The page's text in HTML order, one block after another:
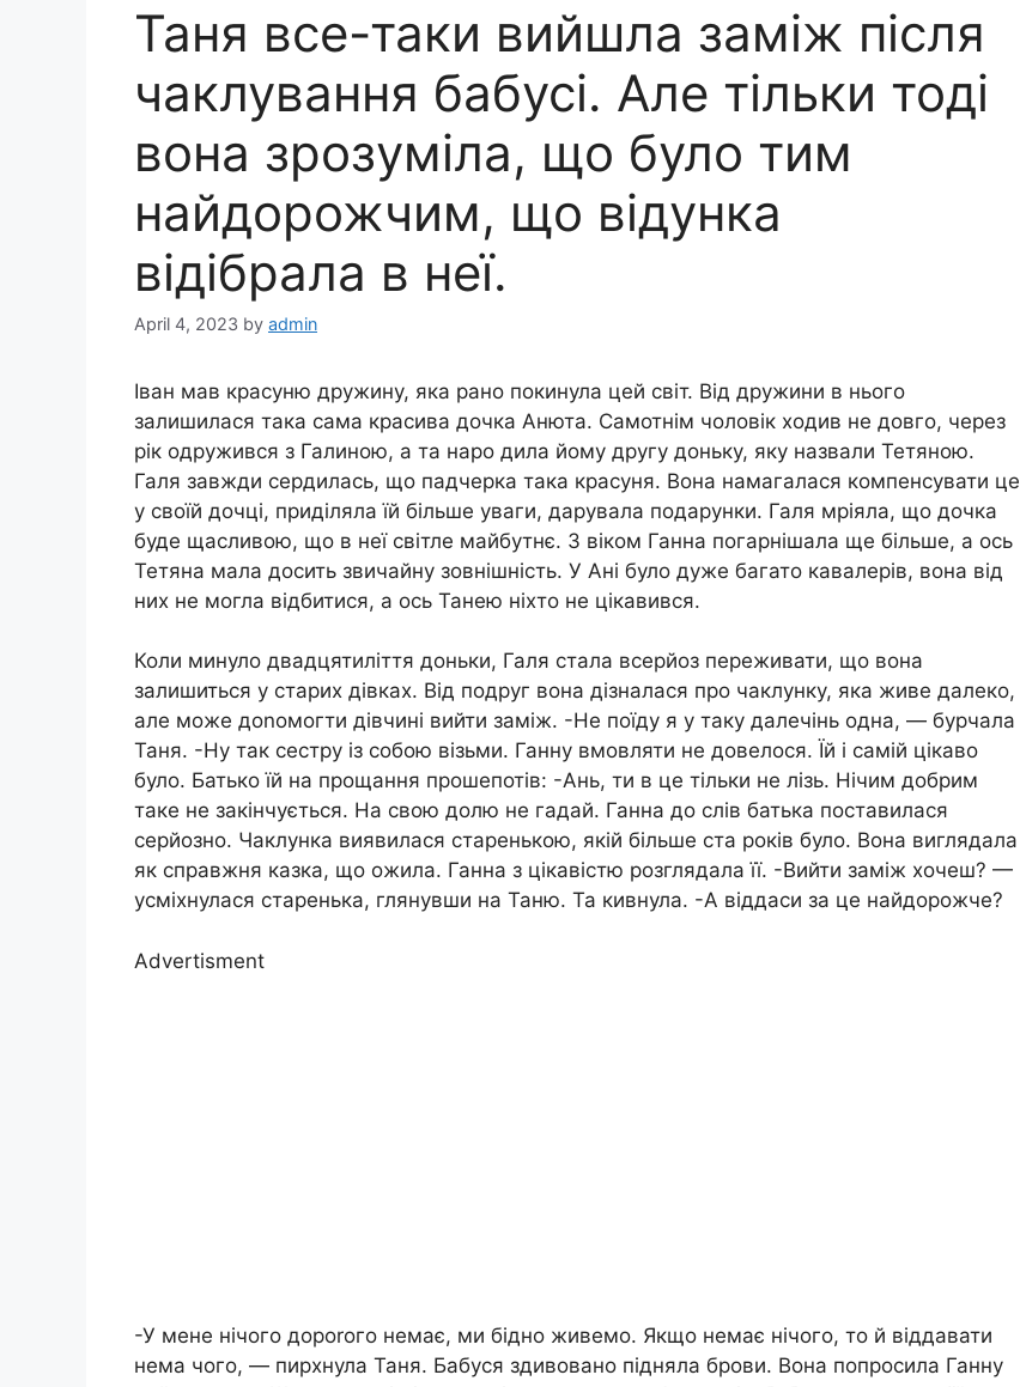
Таня все-таки вийшла заміж після
чаклування бабусі. Але тільки тоді
вона зрозуміла, що було тим
найдорожчим, що відунка
відібрала в неї.
April 4, 2023 by admin
Іван мав красуню дружину, яка рано покинула цей світ. Від дружини в нього
залишилася така сама красива дочка Анюта. Самотнім чоловік ходив не довго, через
рік одружився з Галиною, а та наро дила йому другу доньку, яку назвали Тетяною.
Галя завжди сердилась, що падчерка така красуня. Вона намагалася компенсувати це
у своїй дочці, приділяла їй більше уваги, дарувала подарунки. Галя мріяла, що дочка
буде щасливою, що в неї світле майбутнє. З віком Ганна погарнішала ще більше, а ось
Тетяна мала досить звичайну зовнішність. У Ані було дуже багато кавалерів, вона від
них не могла відбитися, а ось Танею ніхто не цікавився.
Коли минуло двадцятиліття доньки, Галя стала всерйоз переживати, що вона
залишиться у старих дівках. Від подруг вона дізналася про чаклунку, яка живе далеко,
але може доnомогти дівчині вийти заміж. -Не поїду я у таку далечінь одна, — бурчала
Таня. -Ну так сестру із собою візьми. Ганну вмовляти не довелося. Їй і самій цікаво
було. Батько їй на прощання прошепотів: -Ань, ти в це тільки не лізь. Нічим добрим
таке не закінчується. На свою долю не гадай. Ганна до слів батька поставилася
серйозно. Чаклунка виявилася старенькою, якій більше ста років було. Вона виглядала
як справжня казка, що ожила. Ганна з цікавістю розглядала її. -Вийти заміж хочеш? —
усміхнулася старенька, глянувши на Таню. Та кивнула. -А віддаси за це найдорожче?
Advertisment
-У мене нічого дороrого немає, ми бідно живемо. Якщо немає нічого, то й віддавати
нема чого, — пирхнула Таня. Бабуся здивовано підняла брови. Вона попросила Ганну